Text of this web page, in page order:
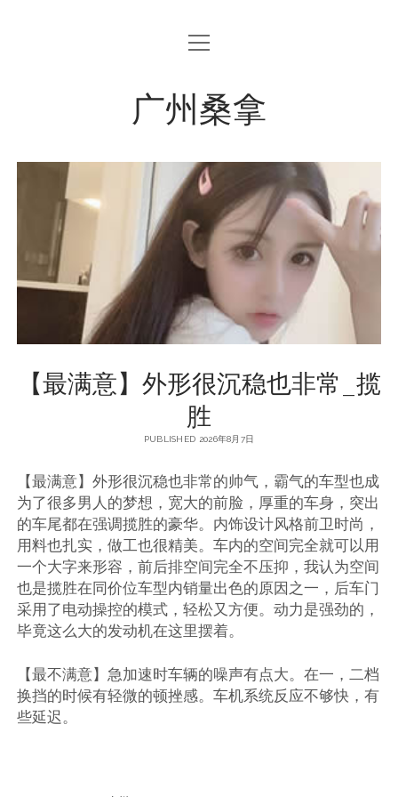
open
menu
广州桑拿
【最满意】外形很沉稳也非常_揽
胜
PUBLISHED 2026年8月7日
【最满意】外形很沉稳也非常的帅气，霸气的车型也成
为了很多男人的梦想，宽大的前脸，厚重的车身，突出
的车尾都在强调揽胜的豪华。内饰设计风格前卫时尚，
用料也扎实，做工也很精美。车内的空间完全就可以用
一个大字来形容，前后排空间完全不压抑，我认为空间
也是揽胜在同价位车型内销量出色的原因之一，后车门
采用了电动操控的模式，轻松又方便。动力是强劲的，
毕竟这么大的发动机在这里摆着。
【最不满意】急加速时车辆的噪声有点大。在一，二档
换挡的时候有轻微的顿挫感。车机系统反应不够快，有
些延迟。